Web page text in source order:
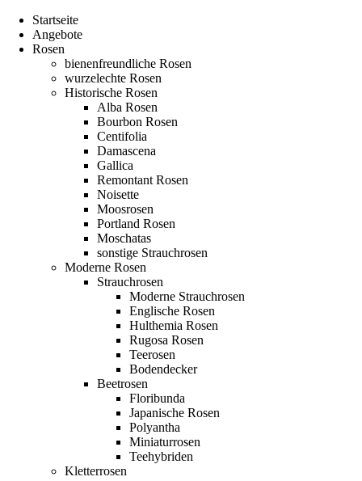
Startseite
Angebote
Rosen
bienenfreundliche Rosen
wurzelechte Rosen
Historische Rosen
Alba Rosen
Bourbon Rosen
Centifolia
Damascena
Gallica
Remontant Rosen
Noisette
Moosrosen
Portland Rosen
Moschatas
sonstige Strauchrosen
Moderne Rosen
Strauchrosen
Moderne Strauchrosen
Englische Rosen
Hulthemia Rosen
Rugosa Rosen
Teerosen
Bodendecker
Beetrosen
Floribunda
Japanische Rosen
Polyantha
Miniaturrosen
Teehybriden
Kletterrosen